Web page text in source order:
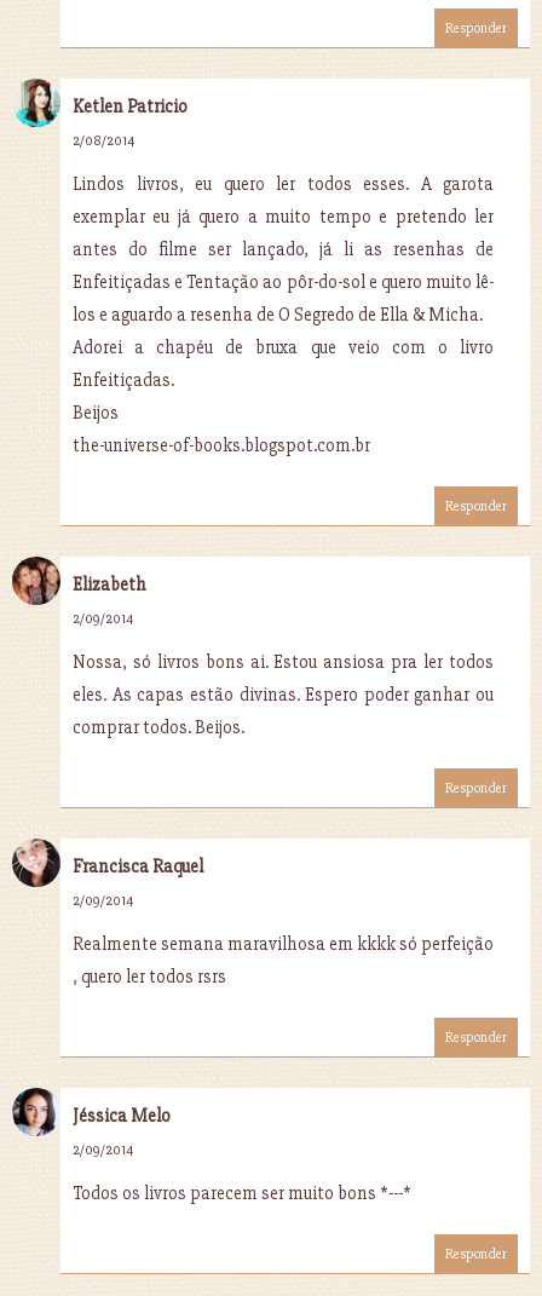
Responder
Ketlen Patricio
2/08/2014
Lindos livros, eu quero ler todos esses. A garota
exemplar eu já quero a muito tempo e pretendo ler
antes do filme ser lançado, já li as resenhas de
Enfeitiçadas e Tentação ao pôr-do-sol e quero muito lê-
los e aguardo a resenha de O Segredo de Ella & Micha.
Adorei a chapéu de bruxa que veio com o livro
Enfeitiçadas.
Beijos
the-universe-of-books.blogspot.com.br
Responder
Elizabeth
2/09/2014
Nossa, só livros bons ai. Estou ansiosa pra ler todos
eles. As capas estão divinas. Espero poder ganhar ou
comprar todos. Beijos.
Responder
Francisca Raquel
2/09/2014
Realmente semana maravilhosa em kkkk só perfeição
, quero ler todos rsrs
Responder
Jéssica Melo
2/09/2014
Todos os livros parecem ser muito bons *---*
Responder